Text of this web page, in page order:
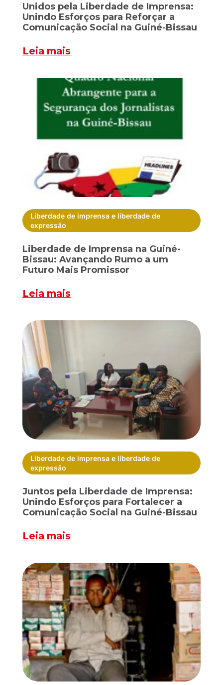
Unidos pela Liberdade de Imprensa:
Unindo Esforços para Reforçar a
Comunicação Social na Guiné-Bissau
Leia mais
Liberdade de imprensa e liberdade de
expressão
Liberdade de Imprensa na Guiné-
Bissau: Avançando Rumo a um
Futuro Mais Promissor
Leia mais
Liberdade de imprensa e liberdade de
expressão
Juntos pela Liberdade de Imprensa:
Unindo Esforços para Fortalecer a
Comunicação Social na Guiné-Bissau
Leia mais